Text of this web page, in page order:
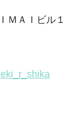
ＭＡＩビル１